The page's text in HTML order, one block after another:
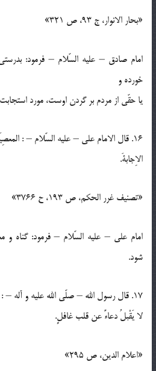
«بحار الانوار، ج 93، ص 321»
امام صادق – عليه السّلام – فرمود:
خورده و
يا حقّي از مردم بر گردن اوست، مورد
16. قال الامام علي – عليه السّلام – : المعصِيَةُ تمنُعُ
الاِجابةَ.
«تصنيف غرر الحكم، ص 193، ح 3766»
امام علي – عليه السّلام – فرمود: گناه و
شود.
17. قال رسول الله – صلّي الله عليه و آله – : اعلَمُوا أنَّ اللهَ
لا يَقْبلُ دعاءً عن قلب غافلٍ.
«اعلام الدين، ص 295»